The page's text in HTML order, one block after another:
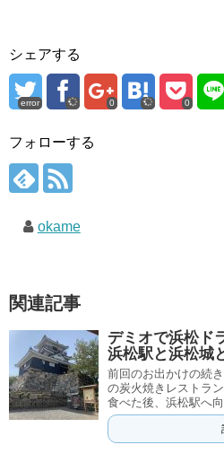
シェアする
error 0 0
フォローする
okame
関連記事
デミオで浜松ド
浜松駅と浜松城
前回のお出かけの続
の炭火焼きレストラ
食べた後、浜松駅へ